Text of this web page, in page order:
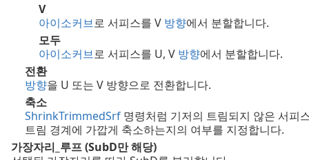
V
아이소커브로 서피스를 V 방향에서 분할합니다.
모두
아이소커브로 서피스를 U, V 방향에서 분할합니다.
전환
방향을 U 또는 V 방향으로 전환합니다.
축소
ShrinkTrimmedSrf 명령처럼 기저의 트림되지 않은 서피
트림 경계에 가깝게 축소하는지의 여부를 지정합니다.
가장자리_루프 (SubD만 해당)